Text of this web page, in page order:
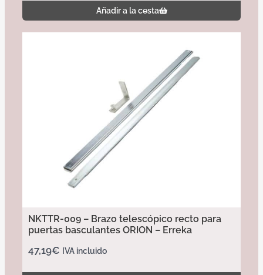
Añadir a la cesta
NKTTR-009 – Brazo telescópico recto para
puertas basculantes ORION – Erreka
47,19€ IVA incluido